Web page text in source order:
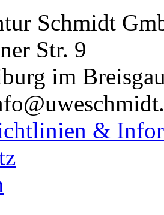
Schmidt
Str. 9
im
&